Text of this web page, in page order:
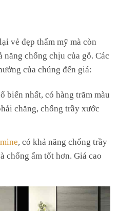
vẻ đẹp thẩm mỹ mà còn
năng chống chịu của gỗ. Các
của chúng đến giá:
biến nhất, có hàng trăm màu
chăng, chống trầy xước
, có khả năng chống trầy
chống ẩm tốt hơn. Giá cao